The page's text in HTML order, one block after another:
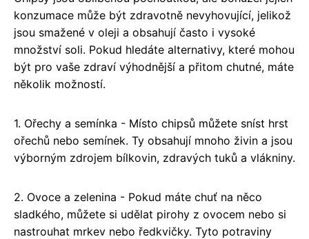
konzumace může být zdravotně nevyhovující, jelikož
jsou smažené v oleji a obsahují často i vysoké
množství soli. Pokud hledáte alternativy, které mohou
být pro vaše zdraví výhodnější a přitom chutné, máte
několik možností.
1. Ořechy a semínka - Místo chipsů můžete sníst hrst
ořechů nebo semínek. Ty obsahují mnoho živin a jsou
výborným zdrojem bílkovin, zdravých tuků a vlákniny.
2. Ovoce a zelenina - Pokud máte chuť na něco
sladkého, můžete si udělat pirohy z ovocem nebo si
nastrouhat mrkev nebo ředkvičky. Tyto potraviny